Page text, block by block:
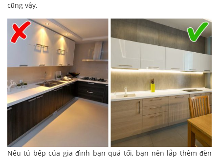
cũng vậy.
Nếu tủ bếp của gia đình bạn quá tối, bạn nên lắp thêm đèn